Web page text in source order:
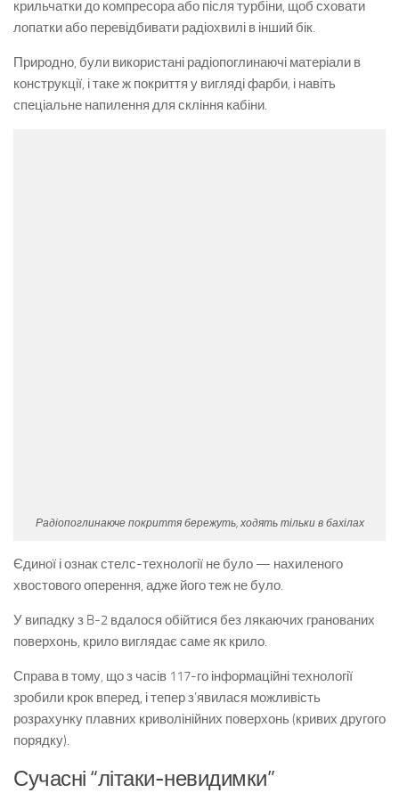
крильчатки до компресора або після турбіни, щоб сховати
лопатки або перевідбивати радіохвилі в інший бік.
Природно, були використані радіопоглинаючі матеріали в
конструкції, і таке ж покриття у вигляді фарби, і навіть
спеціальне напилення для скління кабіни.
Радіопоглинаюче покриття бережуть, ходять тільки в бахілах
Єдиної і ознак стелс-технології не було — нахиленого
хвостового оперення, адже його теж не було.
У випадку з B-2 вдалося обійтися без лякаючих гранованих
поверхонь, крило виглядає саме як крило.
Справа в тому, що з часів 117-го інформаційні технології
зробили крок вперед, і тепер з’явилася можливість
розрахунку плавних криволінійних поверхонь (кривих другого
порядку).
Сучасні “літаки-невидимки”